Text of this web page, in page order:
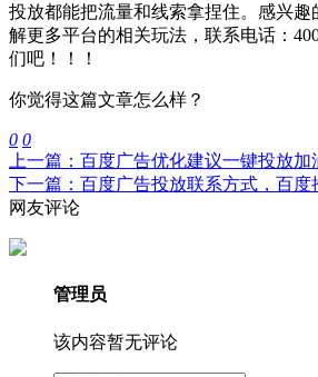
投放都能把流量和线索拿捏住。感兴趣
解更多平台的相关玩法，联系电话：
们吧！！！
你觉得这篇文章怎么样？
0 0
上一篇：百度广告优化建议一键投放
下一篇：百度广告投放联系方式，百度
网友评论
管理员
该内容暂无评论